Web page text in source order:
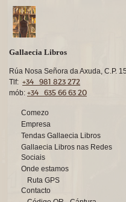
Gallaecia Libros
Rúa Nosa Señora da Axuda, C.P.
Tlf: +34 981 823 272
mób: +34 635 66 63 20
Comezo
Empresa
Tendas Gallaecia Libros
Gallaecia Libros nas Redes
Sociais
Onde estamos
Ruta GPS
Contacto